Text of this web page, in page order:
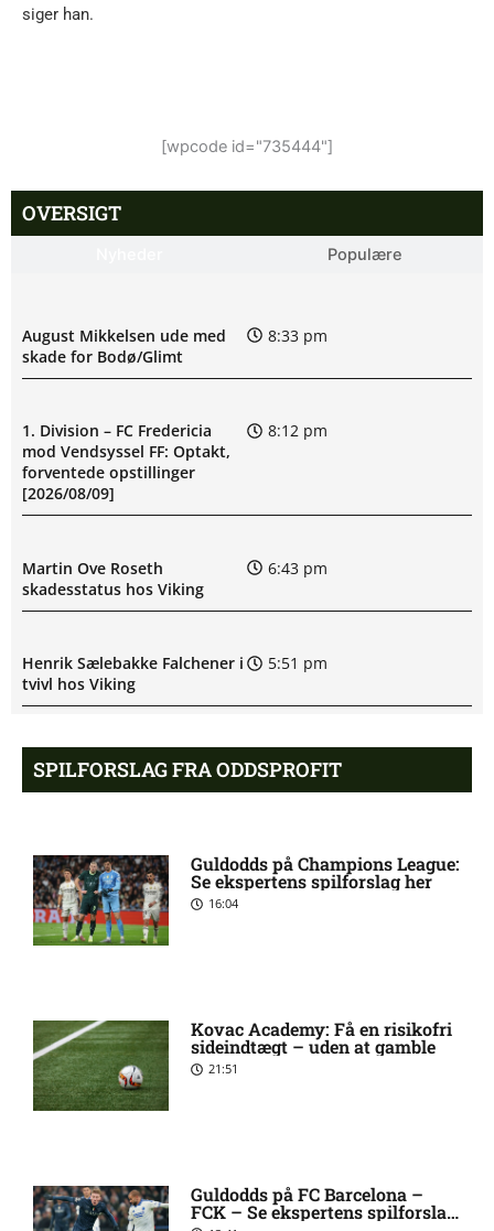
siger han.
[wpcode id="735444"]
OVERSIGT
Populære
August Mikkelsen ude med
skade for Bodø/Glimt
8:33 pm
1. Division – FC Fredericia
mod Vendsyssel FF: Optakt,
forventede opstillinger
[2026/08/09]
8:12 pm
Martin Ove Roseth
skadesstatus hos Viking
6:43 pm
Henrik Sælebakke Falchener i
tvivl hos Viking
5:51 pm
Ibrahim Cissé skade: status
hos AIK Stockholm
4:39 pm
Charlie Steven Brian Pavey
skade: status hos AIK
Stockholm
4:07 pm
Rodrigo Jhossel Huescas
Hurtado misser kamp for FC
København
1. Division – AaB mod Kolding
IF: Optakt [2026/08/09]
SPILFORSLAG FRA ODDSPROFIT
Guldodds på Champions League:
Se ekspertens spilforslag her
16:04
Kovac Academy: Få en risikofri
sideindtægt – uden at gamble
21:51
Guldodds på FC Barcelona –
FCK – Se ekspertens spilforslag